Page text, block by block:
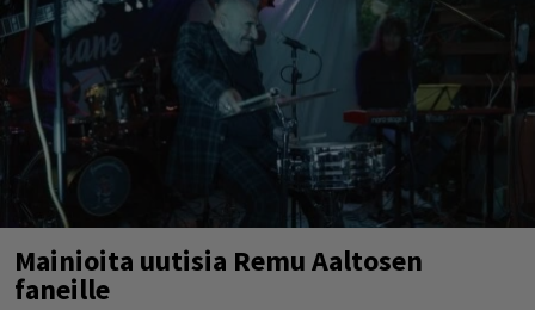
Mainioita uutisia Remu Aaltosen
faneille